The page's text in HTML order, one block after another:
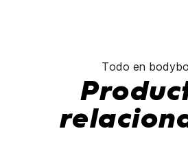
Todo en